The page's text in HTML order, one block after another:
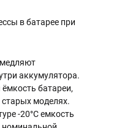
в батарее при
аккумулятора.
ёмкость батареи,
старых моделях.
-20°C емкость